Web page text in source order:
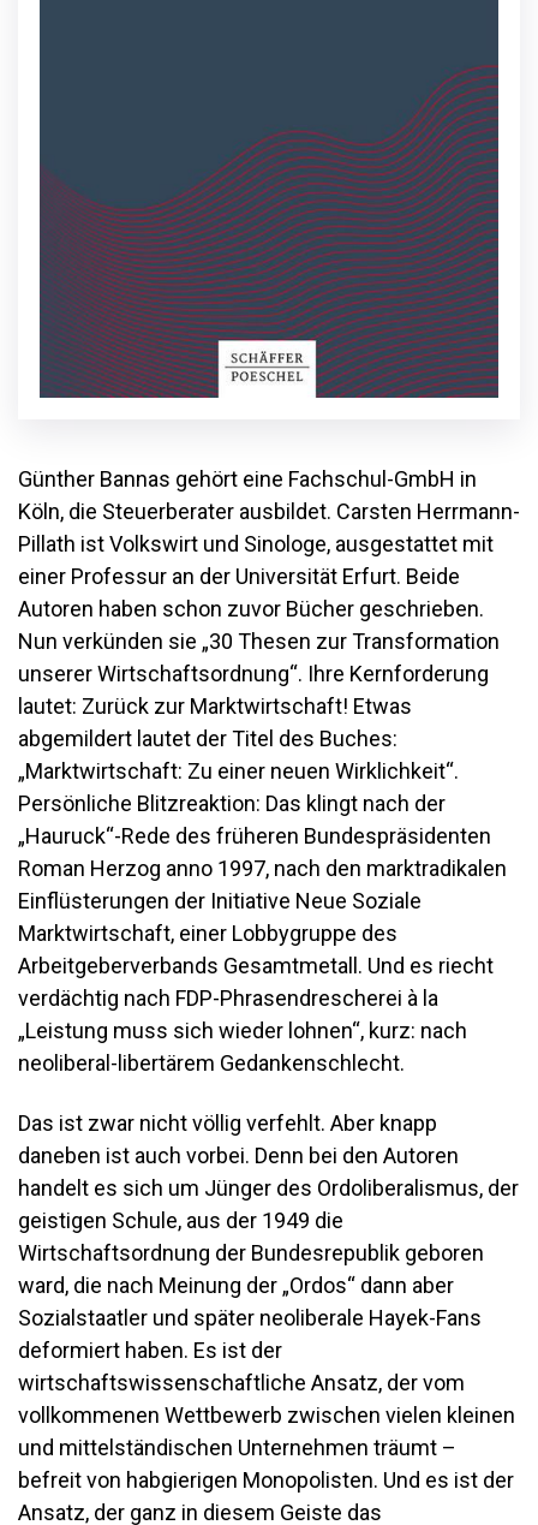
Günther Bannas gehört eine Fachschul-GmbH in
Köln, die Steuerberater ausbildet. Carsten Herrmann-
Pillath ist Volkswirt und Sinologe, ausgestattet mit
einer Professur an der Universität Erfurt. Beide
Autoren haben schon zuvor Bücher geschrieben.
Nun verkünden sie „30 Thesen zur Transformation
unserer Wirtschaftsordnung“. Ihre Kernforderung
lautet: Zurück zur Marktwirtschaft! Etwas
abgemildert lautet der Titel des Buches:
„Marktwirtschaft: Zu einer neuen Wirklichkeit“.
Persönliche Blitzreaktion: Das klingt nach der
„Hauruck“-Rede des früheren Bundespräsidenten
Roman Herzog anno 1997, nach den marktradikalen
Einflüsterungen der Initiative Neue Soziale
Marktwirtschaft, einer Lobbygruppe des
Arbeitgeberverbands Gesamtmetall. Und es riecht
verdächtig nach FDP-Phrasendrescherei à la
„Leistung muss sich wieder lohnen“, kurz: nach
neoliberal-libertärem Gedankenschlecht.
Das ist zwar nicht völlig verfehlt. Aber knapp
daneben ist auch vorbei. Denn bei den Autoren
handelt es sich um Jünger des Ordoliberalismus, der
geistigen Schule, aus der 1949 die
Wirtschaftsordnung der Bundesrepublik geboren
ward, die nach Meinung der „Ordos“ dann aber
Sozialstaatler und später neoliberale Hayek-Fans
deformiert haben. Es ist der
wirtschaftswissenschaftliche Ansatz, der vom
vollkommenen Wettbewerb zwischen vielen kleinen
und mittelständischen Unternehmen träumt –
befreit von habgierigen Monopolisten. Und es ist der
Ansatz, der ganz in diesem Geiste das